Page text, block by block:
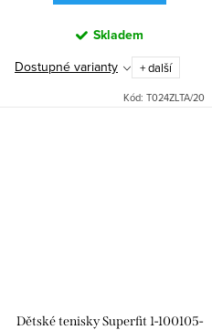
Skladem
Dostupné varianty
+ další
Kód: T024ZLTA/20
Dětské tenisky Superfit 1-100105-